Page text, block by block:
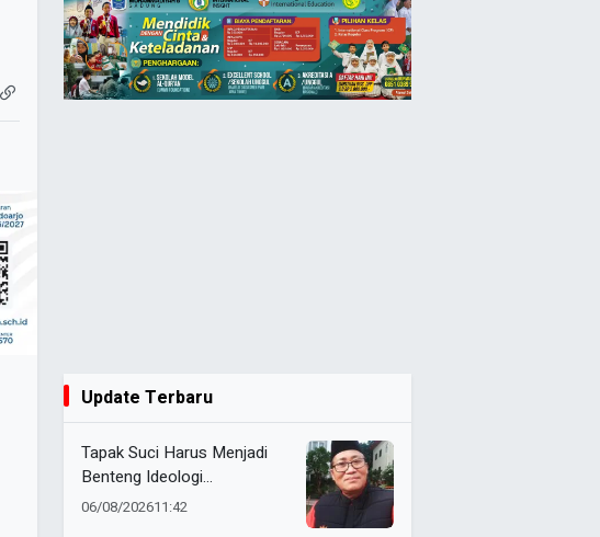
Update Terbaru
Tapak Suci Harus Menjadi
Benteng Ideologi
Muhammadiyah
06/08/202611:42